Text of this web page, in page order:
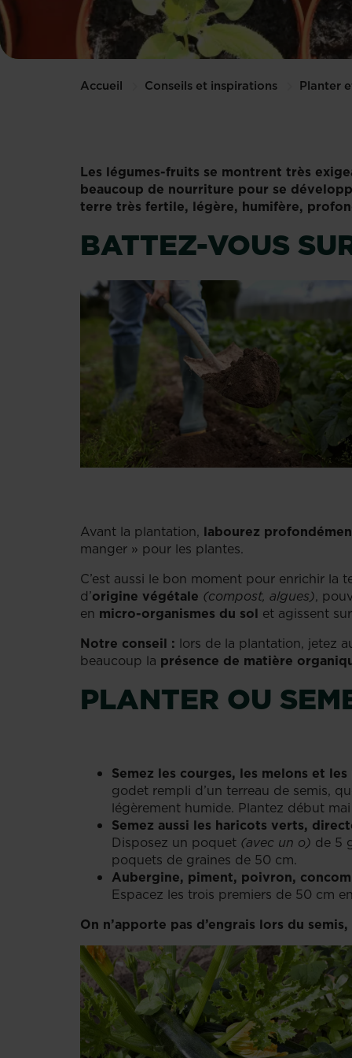
Accueil Conseils et inspirations Planter
Les légumes-fruits se montrent très
beaucoup de nourriture pour se
terre très fertile, légère, humifère,
BATTEZ-VOUS
Avant la plantation, labourez
manger » pour les plantes.
C’est aussi le bon moment pour enrichir la
d’origine végétale (compost, algues),
en micro-organismes du sol et agissent
Notre conseil : lors de la plantation, jetez
beaucoup la présence de matière
PLANTER OU
Semez les courges, les melons et
godet rempli d’un terreau de semis,
légèrement humide. Plantez début
Semez aussi les haricots verts,
Disposez un poquet (avec un o) de 5
poquets de graines de 50 cm.
Aubergine, piment, poivron,
Espacez les trois premiers de 50 cm
On n’apporte pas d’engrais lors du